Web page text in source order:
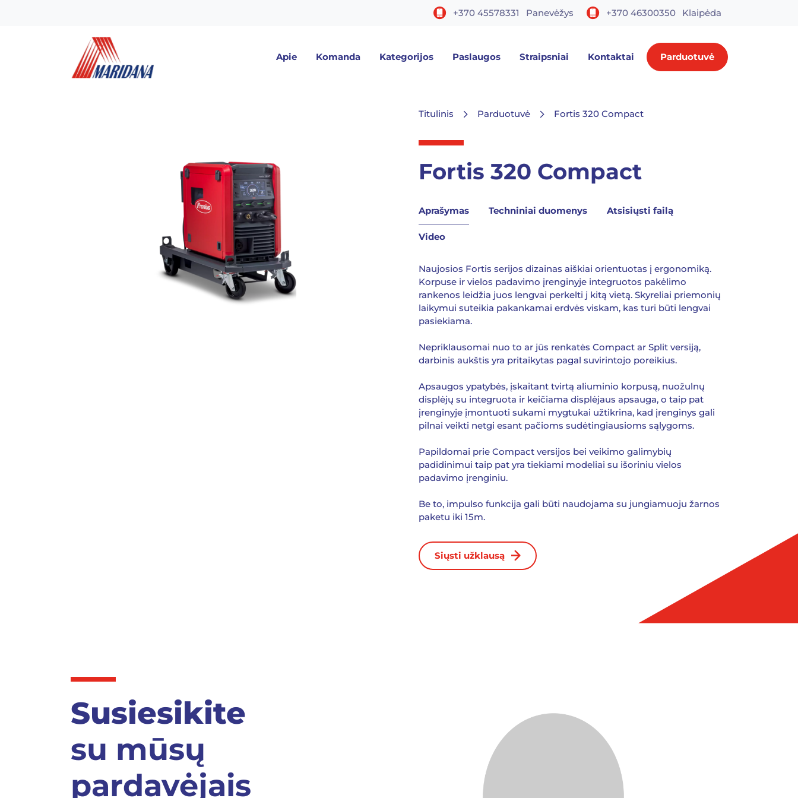
+370 45578331 Panevėžys +370 46300350 Klaipėda
Apie Komanda Kategorijos Paslaugos Straipsniai Kontaktai Parduotuvė
Titulinis Parduotuvė Fortis 320 Compact
Fortis 320 Compact
Aprašymas Techniniai duomenys Atsisiųsti failą
Video
Naujosios Fortis serijos dizainas aiškiai orientuotas į ergonomiką.
Korpuse ir vielos padavimo įrenginyje integruotos pakėlimo
rankenos leidžia juos lengvai perkelti j kitą vietą. Skyreliai priemonių
laikymui suteikia pakankamai erdvės viskam, kas turi būti lengvai
pasiekiama.
Nepriklausomai nuo to ar jūs renkatės Compact ar Split versiją,
darbinis aukštis yra pritaikytas pagal suvirintojo poreikius.
Apsaugos ypatybės, įskaitant tvirtą aliuminio korpusą, nuožulnų
displėjų su integruota ir keičiama displėjaus apsauga, o taip pat
įrenginyje įmontuoti sukami mygtukai užtikrina, kad įrenginys gali
pilnai veikti netgi esant pačioms sudėtingiausioms sąlygoms.
Papildomai prie Compact versijos bei veikimo galimybių
padidinimui taip pat yra tiekiami modeliai su išoriniu vielos
padavimo įrenginiu.
Be to, impulso funkcija gali būti naudojama su jungiamuoju žarnos
paketu iki 15m.
Siųsti užklausą
Susiesikite
su mūsų
pardavėjais